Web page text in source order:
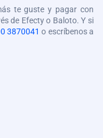
te guste y pagar con
de Efecty o Baloto. Y si
3870041 o escríbenos a